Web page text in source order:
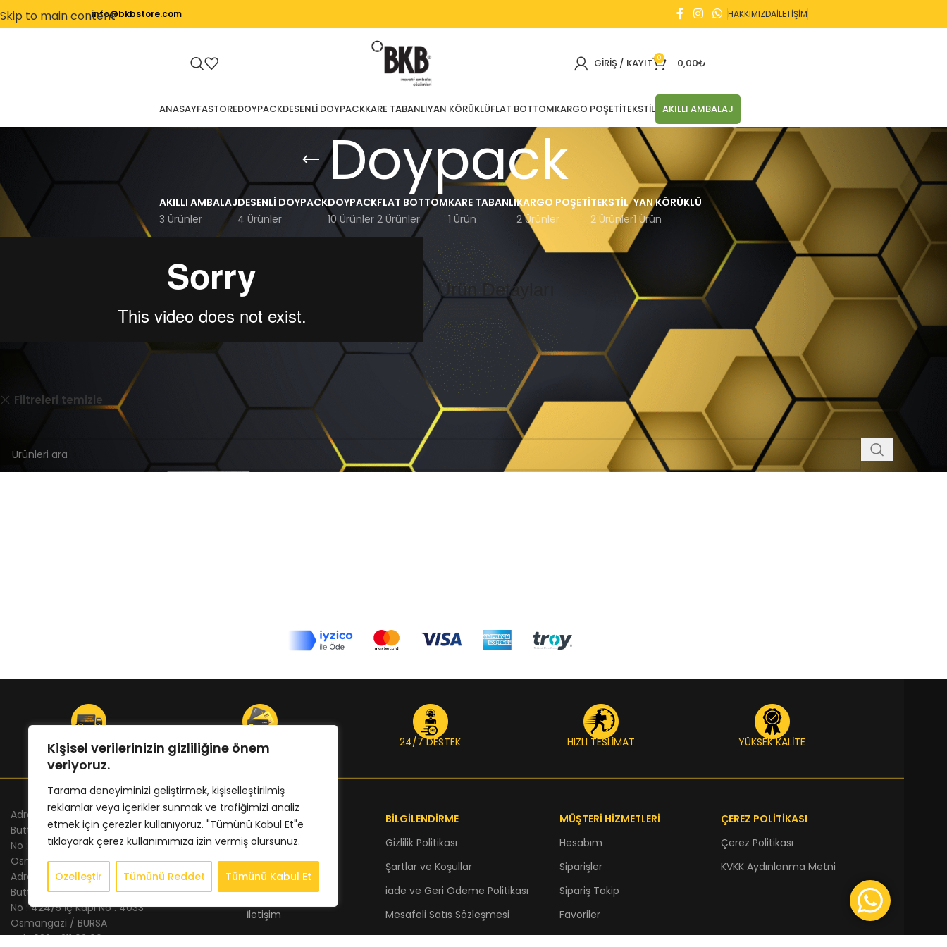
Kişisel verilerinizin gizliliğine önem
veriyoruz.
Tarama deneyiminizi geliştirmek, kişiselleştirilmiş
reklamlar veya içerikler sunmak ve trafiğimizi analiz
etmek için çerezler kullanıyoruz. "Tümünü Kabul Et"e
tıklayarak çerez kullanımımıza izin vermiş olursunuz.
Özelleştir Tümünü Reddet Tümünü Kabul Et
Skip to main contentinfo@bkbstore.com HAKKIMIZDAİLETİŞİM
GIRIŞ / KAYIT 0 0,00₺
ANASAYFASTOREDOYPACKDESENLI DOYPACKKARE TABANLIYAN KÖRÜKLÜFLAT BOTTOMKARGO POŞETITEKSTIL AKILLI AMBALAJ
Doypack
AKILLI AMBALAJ
3 Ürünler
DESENLI DOYPACK
4 Ürünler
DOYPACK
10 Ürünler
FLAT BOTTOM
2 Ürünler
KARE TABANLI
1 Ürün
KARGO POŞETI
2 Ürünler
TEKSTIL
2 Ürünler
YAN KÖRÜKLÜ
1 Ürün
Ürün Detayları
Filtreleri temizle Gida
Seçiminizle eşleşen ürün bulunamadı.
ÜCRETSİZ KARGO ONLINE ÖDEME 24/7 DESTEK HIZLI TESLİMAT YÜKSEK KALİTE
Adres Merkez : Altınova Mh. Fuar Cd.
Buttim Plaza
No : 23 Kat : 24 İç Kapı No : 2402
Osmangazi / BURSA
Adres Şube : Altınova Mh. İstanbul Cd.
Buttim İş Merkezi
No : 424/5 İç Kapı No : 4033
Osmangazi / BURSA
Tel : 0224 211 62 66
KURUMSAL
Anasayfa
Store
İletişim
BİLGİLENDİRME
Gizlilik Politikası
Şartlar ve Koşullar
iade ve Geri Ödeme Politikası
Mesafeli Satıs Sözleşmesi
MÜŞTERİ HİZMETLERİ
Hesabım
Siparişler
Sipariş Takip
Favoriler
ÇEREZ POLİTİKASI
Çerez Politikası
KVKK Aydınlanma Metni